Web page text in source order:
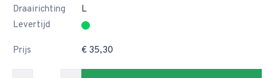
Draairichting
L
Levertijd
Prijs € 35,30